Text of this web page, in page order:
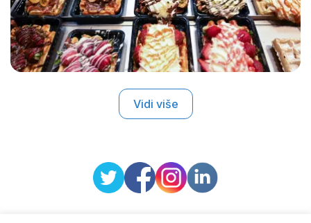
Vidi više